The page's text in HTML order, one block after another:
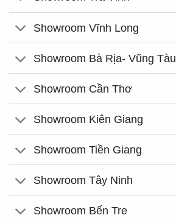
Showroom Vĩnh Long
Showroom Bà Rịa- Vũng Tàu
Showroom Cần Thơ
Showroom Kiên Giang
Showroom Tiền Giang
Showroom Tây Ninh
Showroom Bến Tre